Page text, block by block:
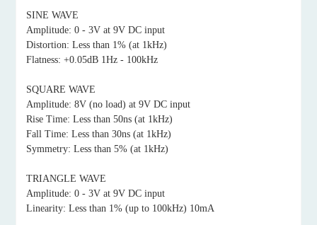
SINE WAVE
Amplitude: 0 - 3V at 9V DC input
Distortion: Less than 1% (at 1kHz)
Flatness: +0.05dB 1Hz - 100kHz
SQUARE WAVE
Amplitude: 8V (no load) at 9V DC input
Rise Time: Less than 50ns (at 1kHz)
Fall Time: Less than 30ns (at 1kHz)
Symmetry: Less than 5% (at 1kHz)
TRIANGLE WAVE
Amplitude: 0 - 3V at 9V DC input
Linearity: Less than 1% (up to 100kHz) 10mA